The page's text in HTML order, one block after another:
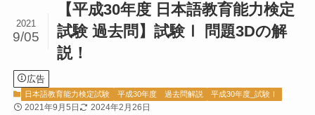
【平成30年度 日本語教育能力検定
試験 過去問】試験Ⅰ 問題3Dの解
説！
2021
9/05
広告
日本語教育能力検定試験 平成30年度 過去問解説 平成30年度_試験Ⅰ
2021年9月5日 2024年2月26日